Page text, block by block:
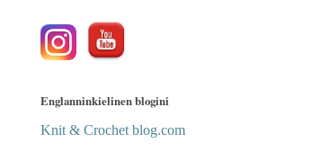
Englanninkielinen blogini
Knit & Crochet blog.com